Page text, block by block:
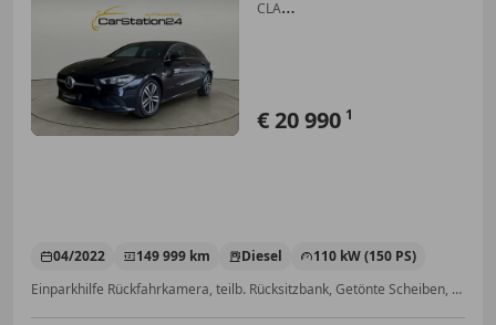
CLA
€ 20 990 1
04/2022 149 999 km Diesel
110 kW (150 PS)
Einparkhilfe Rückfahrkamera, teilb. Rücksitzbank, Getönte Scheiben, Reifendruckkontrollsystem, Sitzheizung, Abstandstempomat, Elektrische Heckklappe, Einparkhilfe selbstlenkendes System